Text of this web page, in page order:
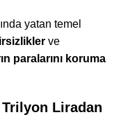
yatan temel
ve
paralarını koruma
Liradan